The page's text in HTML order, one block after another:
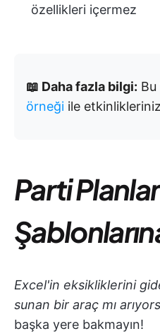
özellikleri içermez
📖 Daha fazla bilgi: Bu
örneği ile
Parti
Excel'in eksikliklerini
sunan bir araç mı
başka yere bakmayın!